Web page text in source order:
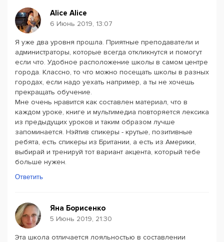
Alice Alice
6 Июнь 2019, 13:07
Я уже два уровня прошла. Приятные преподаватели и
администраторы, которые всегда откликнутся и помогут
если что. Удобное расположение школы в самом центре
города. Классно, то что можно посещать школы в разных
городах, если надо уехать например, а ты не хочешь
прекращать обучение.
Мне очень нравится как составлен материал, что в
каждом уроке, книге и мультимедиа повторяется лексика
из предыдущих уроков и таким образом лучше
запоминается. Нэйтив спикеры - крутые, позитивные
ребята, есть спикеры из Британии, а есть из Америки,
выбирай и тренируй тот вариант акцента, который тебе
больше нужен.
Ответить
Яна Борисенко
5 Июнь 2019, 21:30
Эта школа отличается лояльностью в составлении